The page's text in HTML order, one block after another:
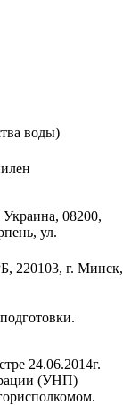
воды)
08200,
ул.
220103, г. Минск,
24.06.2014г.
(УНП)